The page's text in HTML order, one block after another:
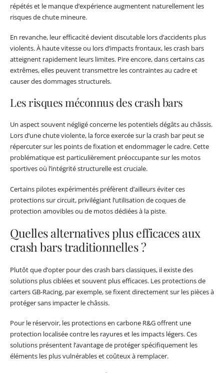
répétés et le manque d’expérience augmentent naturellement les
risques de chute mineure.
En revanche, leur efficacité devient discutable lors d’accidents plus
violents. À haute vitesse ou lors d’impacts frontaux, les crash bars
atteignent rapidement leurs limites. Pire encore, dans certains cas
extrêmes, elles peuvent transmettre les contraintes au cadre et
causer des dommages structurels.
Les risques méconnus des crash bars
Un aspect souvent négligé concerne les potentiels dégâts au châssis.
Lors d’une chute violente, la force exercée sur la crash bar peut se
répercuter sur les points de fixation et endommager le cadre. Cette
problématique est particulièrement préoccupante sur les motos
sportives où l’intégrité structurelle est cruciale.
Certains pilotes expérimentés préfèrent d’ailleurs éviter ces
protections sur circuit, privilégiant l’utilisation de coques de
protection amovibles ou de motos dédiées à la piste.
Quelles alternatives plus efficaces aux
crash bars traditionnelles ?
Plutôt que d’opter pour des crash bars classiques, il existe des
solutions plus ciblées et souvent plus efficaces. Les protections de
carters GB-Racing, par exemple, se fixent directement sur les pièces à
protéger sans impacter le châssis.
Pour le réservoir, les protections en carbone R&G offrent une
protection localisée contre les rayures et les impacts légers. Ces
solutions présentent l’avantage de protéger spécifiquement les
éléments les plus vulnérables et coûteux à remplacer.